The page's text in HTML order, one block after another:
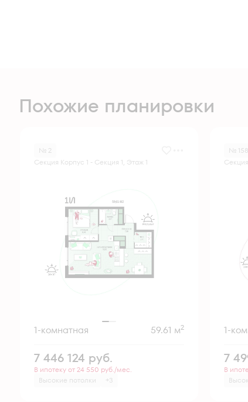
Похожие планировки
№ 2
Секция Корпус 1 - Секция 1, Этаж 1
1-комнатная 59.61 м2
7 446 124 руб.
В ипотеку от 24 550 руб./мес.
Высокие потолки
+3
№ 158
1-
7
В